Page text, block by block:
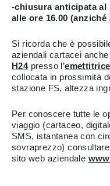
-chiusura anticipata
alle ore 16.00 (anziché
Si ricorda che è
aziendali cartacei anche
H24presso l’
collocata in prossimità
stazione FS, altezza
Per conoscere tutte le
viaggio (cartaceo,
SMS, istantanea con
sovraprezzo)
sito web aziendale